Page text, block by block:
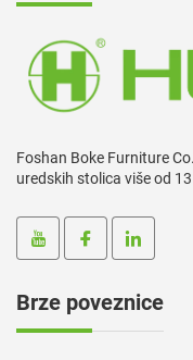
Foshan Boke Furniture
uredskih stolica više od
Brze poveznice